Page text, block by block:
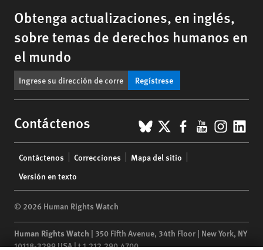
Obtenga actualizaciones, en inglés,
sobre temas de derechos humanos en
el mundo
Regístrese
Contáctenos BlueSky
X Facebook
YouTube
menu
Contáctenos Correcciones
Mapa del sitio
Versión en texto
© 2026 Human Rights Watch
Human Rights Watch | 350 Fifth Avenue, 34th Floor | New York, NY
10118-3299USA|t1.212.290.4700